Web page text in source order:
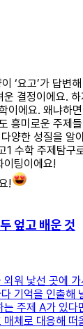
‘요고’가 답변
결정이에요.
이에요. 왜냐하
흥미로운 주제
양한 성질을 알
1 수학 주제탐구
이팅이에요!
!
엎고 배운 것
워 낯선 곳에
기억을 인출해
주제 A가 있다
체로 대응해 떠